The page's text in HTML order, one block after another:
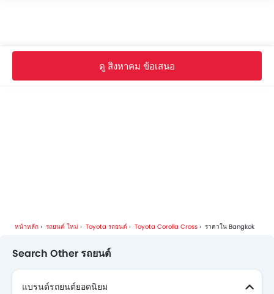
Toyota Corolla Cross โบรชัวร์ดู สิงหาคม ข้อเสนอ
หน้าหลัก รถยนต์ ใหม่ Toyota รถยนต์ Toyota Corolla Cross ราคาใน Bangkok
Search Other รถยนต์
แบรนด์รถยนต์ยอดนิยม